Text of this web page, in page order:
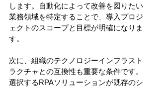
します。自動化によって改善を図りたい
業務領域を特定することで、導入プロジ
ェクトのスコープと目標が明確になりま
す。
次に、組織のテクノロジーインフラスト
ラクチャとの互換性も重要な条件です。
選択するRPAソリューションが既存のシ